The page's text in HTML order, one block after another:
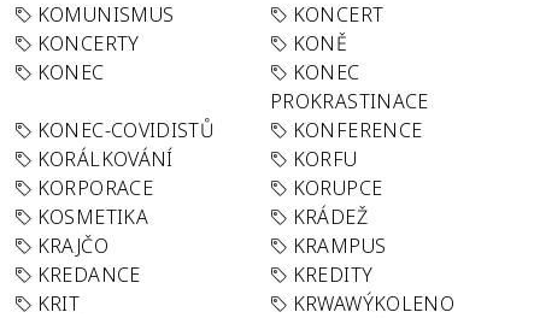
KOMUNISMUS
KONCERT
KONCERTY
KONĚ
KONEC
KONEC
PROKRASTINACE
KONEC-COVIDISTŮ
KONFERENCE
KORÁLKOVÁNÍ
KORFU
KORPORACE
KORUPCE
KOSMETIKA
KRÁDEŽ
KRAJČO
KRAMPUS
KREDANCE
KREDITY
KRIT
KRWAWÝKOLENO